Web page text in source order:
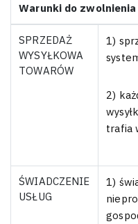
Warunki do
SPRZEDAŻ
WYSYŁKOWA
TOWARÓW
1)
2)
trafia
ŚWIADCZENIE
USŁUG
1)